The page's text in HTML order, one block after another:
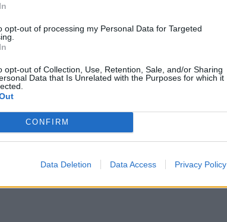
opt-out of processing my Personal Data for Targeted
opt-out of Collection, Use, Retention, Sale, and/or Sharing
Data that Is Unrelated with the Purposes for which it
CONFIRM
Data Deletion Data Access Privacy Policy
ΔΙΑΦΗΜΙΣΗ